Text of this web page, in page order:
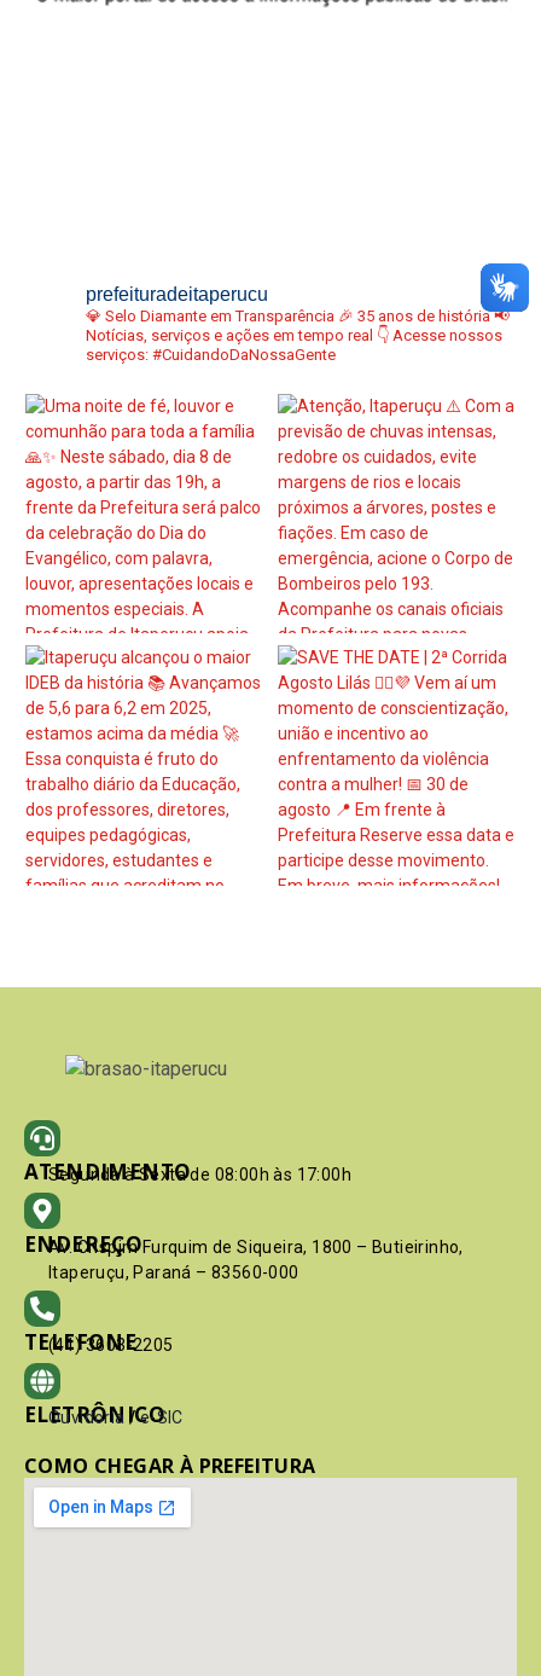
prefeituradeitaperucu
💎 Selo Diamante em Transparência 🎉 35 anos de história📢
Notícias, serviços e ações em tempo real 👇 Acesse nossos
serviços: #CuidandoDaNossaGente
ATENDIMENTO
Segunda à Sexta de 08:00h às 17:00h
ENDEREÇO
Av. Crispim Furquim de Siqueira, 1800 – Butieirinho,
Itaperuçu, Paraná – 83560-000
TELEFONE
(41) 3603-2205
ELETRÔNICO
Ouvidoria / e-SIC
COMO CHEGAR À PREFEITURA